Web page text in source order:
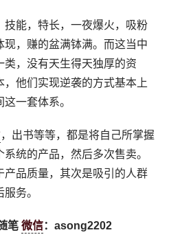
技能，特长，一夜爆火，吸粉
，赚的盆满钵满。而这当中
，没有天生得天独厚的资
他们实现逆袭的方式基本上
一套体系。
，出书等等，都是将自己所掌握
统的产品，然后多次售卖。
产品质量，其次是吸引的人群
务。
笔微信：asong2202